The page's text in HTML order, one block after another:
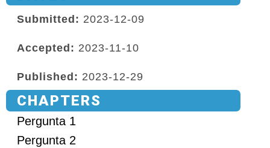
Submitted: 2023-12-09
Accepted: 2023-11-10
Published: 2023-12-29
CHAPTERS
Pergunta 1
Pergunta 2